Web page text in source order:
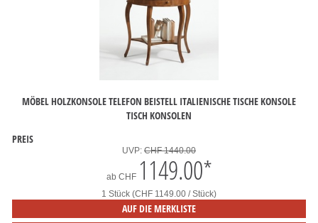
MÖBEL HOLZKONSOLE TELEFON BEISTELL ITALIENISCHE TISCHE KONSOLE
TISCH KONSOLEN
PREIS
UVP: CHF 1440.00
ab CHF 1149.00*
1 Stück (CHF 1149.00 / Stück)
AUF DIE MERKLISTE